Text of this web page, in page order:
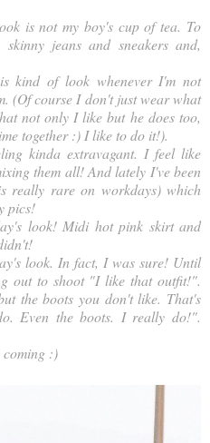
is not my boy's cup of tea. To
jeans and sneakers and,
kind of look whenever I'm not
(Of course I don't just wear what
not only I like but he does too,
together :) I like to do it!).
kinda extravagant. I feel like
them all! And lately I've been
really rare on workdays) which
pics!
look! Midi hot pink skirt and
look. In fact, I was sure! Until
out to shoot "I like that outfit!".
the boots you don't like. That's
Even the boots. I really do!".
coming :)